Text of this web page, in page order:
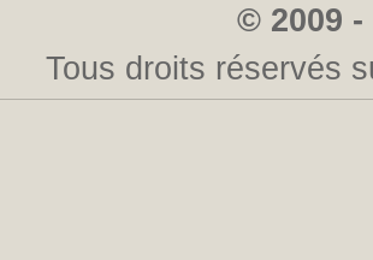
© 2009
Tous droits réservés